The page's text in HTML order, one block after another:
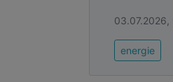
03.07.2026,
energie